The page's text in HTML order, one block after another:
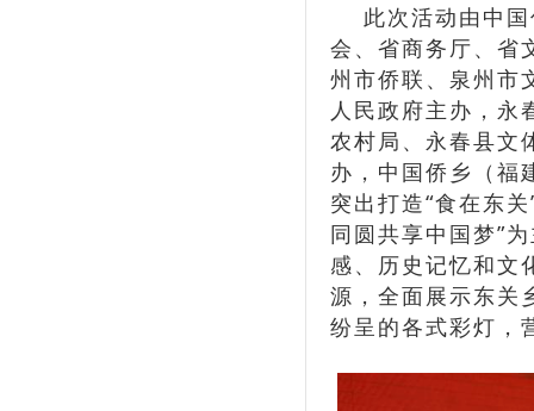
此次活动由中国
会、省商务厅、省
州市侨联、泉州市
人民政府主办，永
农村局、永春县文
办，中国侨乡（福
突出打造“食在东
同圆共享中国梦”
感、历史记忆和文
源，全面展示东关
纷呈的各式彩灯，